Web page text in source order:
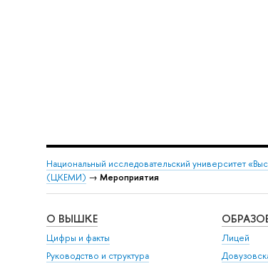
Национальный исследовательский университет
(ЦКЕМИ) → Мероприятия
О ВЫШКЕ
Цифры и факты
Руководство и структура
Лицей